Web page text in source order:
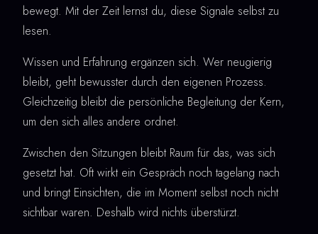
bewegt. Mit der Zeit lernst du, diese Signale selbst zu
lesen.
Wissen und Erfahrung ergänzen sich. Wer neugierig
bleibt, geht bewusster durch den eigenen Prozess.
Gleichzeitig bleibt die persönliche Begleitung der Kern,
um den sich alles andere ordnet.
Zwischen den Sitzungen bleibt Raum für das, was sich
gesetzt hat. Oft wirkt ein Gespräch noch tagelang nach
und bringt Einsichten, die im Moment selbst noch nicht
sichtbar waren. Deshalb wird nichts überstürzt.